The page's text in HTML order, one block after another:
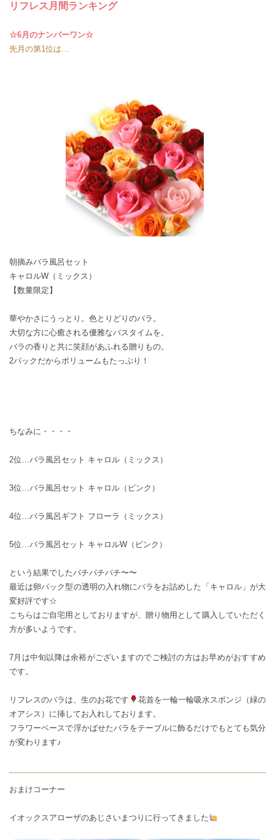
リフレス月間ランキング
☆6月のナンバーワン☆
先月の第1位は…
朝摘みバラ風呂セット
キャロルW（ミックス）
【数量限定】
華やかさにうっとり。色とりどりのバラ。
大切な方に心癒される優雅なバスタイムを。
バラの香りと共に笑顔があふれる贈りもの。
2パックだからボリュームもたっぷり！
ちなみに・・・・
2位… バラ風呂セット キャロル（ミックス）
3位… バラ風呂セット キャロル（ピンク）
4位… バラ風呂ギフト フローラ（ミックス）
5位… バラ風呂セット キャロルW（ピンク）
という結果でしたパチパチパチ〜〜
最近は卵パック型の透明の入れ物にバラをお詰めした「キャロル」が大
変好評です☆
こちらはご自宅用としておりますが、贈り物用として購入していただく
方が多いようです。
7月は中旬以降は余裕がございますのでご検討の方はお早めがおすすめ
です。
リフレスのバラは、生のお花です
花首を一輪一輪吸水スポンジ（緑の
オアシス）に挿してお入れしております。
フラワーベースで浮かばせたバラをテーブルに飾るだけでもとても気分
が変わります♪
おまけコーナー
イオックスアローザのあじさいまつりに行ってきました